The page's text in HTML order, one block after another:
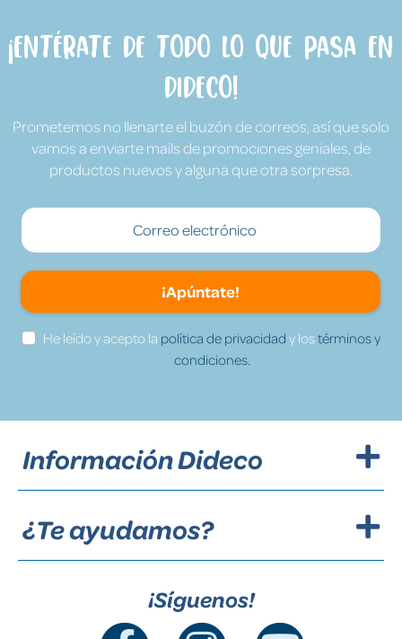
¡Entérate de todo lo que pasa en
Dideco!
Prometemos no llenarte el buzón de correos, así que solo
vamos a enviarte mails de promociones geniales, de
productos nuevos y alguna que otra sorpresa.
¡Apúntate!
He leído y acepto la política de privacidad y lostérminos y
condiciones.
Información Dideco
¿Te ayudamos?
¡Síguenos!